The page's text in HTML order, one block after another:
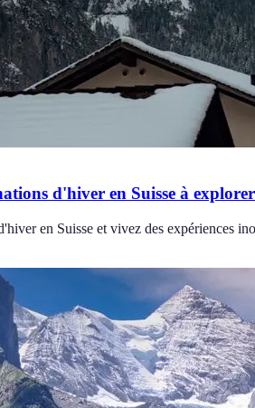
d'hiver en Suisse à explorer
en Suisse et vivez des expériences